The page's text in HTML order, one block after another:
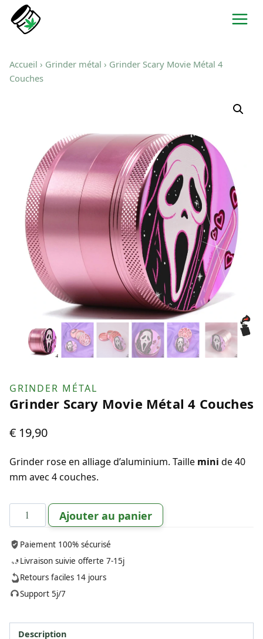
Aller
contenu
Accueil › Grinder métal › Grinder Scary Movie Métal 4
Couches
GRINDER MÉTAL
Grinder Scary Movie Métal 4 Couches
€ 19,90
Grinder rose en alliage d’aluminium. Taille mini de 40
mm avec 4 couches.
quantité
de
Grinder
Scary
Movie
Métal
Ajouter au panier
Paiement 100% sécurisé
Livraison suivie offerte 7-15j
Retours faciles 14 jours
Support 5j/7
Description